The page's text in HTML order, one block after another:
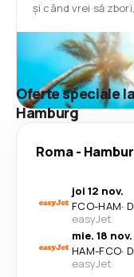
și când vrei să
Oferte speciale
Hamburg
Roma-
joi 12 nov.
FCO-HAM·
easyJet
mie. 18 nov.
HAM-FCO·
easyJet